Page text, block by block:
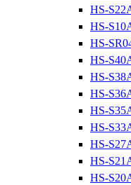
HS-
HS-
HS-
HS-
HS-
HS-
HS-
HS-
HS-
HS-
HS-